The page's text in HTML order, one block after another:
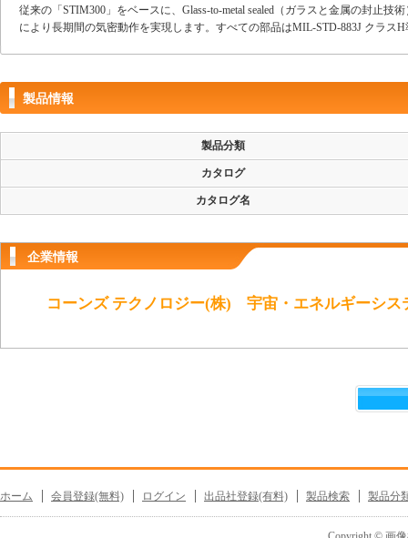
従来の「STIM300」をベースに、Glass-to-metal sealed（ガラスと金属の封止
により長期間の気密動作を実現します。すべての部品はMIL-STD-883J クラス
製品情報
製品分類
カタログ
カタログ名
企業情報
コーンズ テクノロジー(株) 宇宙・エネルギーシス
ホーム 会員登録(無料) ログイン 出品社登録(有料) 製品検索 製品分